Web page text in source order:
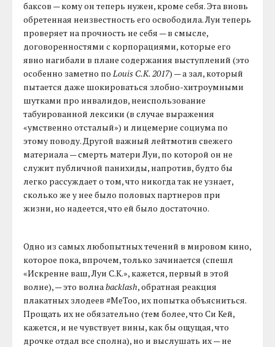
баксов — кому он теперь нужен, кроме себя. Эта вновь
обретенная неизвестность его освободила. Луи теперь
проверяет на прочность не себя — в смысле,
договоренностями с корпорациями, которые его
явно нагибали в плане содержания выступлений (это
особенно заметно поLouis C.K. 2017) — а зал, который
пытается даже шокироваться злобно-хитроумными
шутками про инвалидов, неиспользование
табуированной лексики (в случае выражения
«умственно отсталый») и лицемерие социума по
этому поводу. Другой важный лейтмотив свежего
материала — смерть матери Луи, по которой он не
служит публичной панихиды, напротив, будто бы
легко рассуждает о том, что никогда так не узнает,
сколько же у нее было половых партнеров при
жизни, но надеется, что ей было достаточно.
Одно из самых любопытных течений в мировом кино,
которое пока, впрочем, только зачинается (спешл
«Искренне ваш, Луи С.К.», кажется, первый в этой
волне), — это волнаbacklash, обратная реакция
плакатных злодеев #MeToo, их попытка объясниться.
Прощать их не обязательно (тем более, что Си Кей,
кажется, и не чувствует вины, как бы ощущая, что
дрочке отдал все сполна), но и выслушать их — не